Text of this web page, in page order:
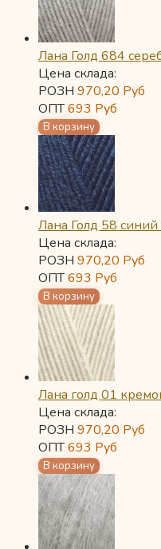
Лана Голд 684
Цена склада:
РОЗН 970,20 Руб
ОПТ693 Руб
Лана Голд 58
Цена склада:
РОЗН 970,20 Руб
ОПТ693 Руб
Лана голд 01
Цена склада:
РОЗН 970,20 Руб
ОПТ693 Руб